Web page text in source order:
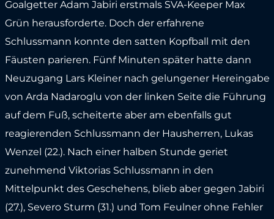
Goalgetter Adam Jabiri erstmals SVA-Keeper Max
Grün herausforderte. Doch der erfahrene
Schlussmann konnte den satten Kopfball mit den
Fäusten parieren. Fünf Minuten später hatte dann
Neuzugang Lars Kleiner nach gelungener Hereingabe
von Arda Nadaroglu von der linken Seite die Führung
auf dem Fuß, scheiterte aber am ebenfalls gut
reagierenden Schlussmann der Hausherren, Lukas
Wenzel (22.). Nach einer halben Stunde geriet
zunehmend Viktorias Schlussmann in den
Mittelpunkt des Geschehens, blieb aber gegen Jabiri
(27.), Severo Sturm (31.) und Tom Feulner ohne Fehler